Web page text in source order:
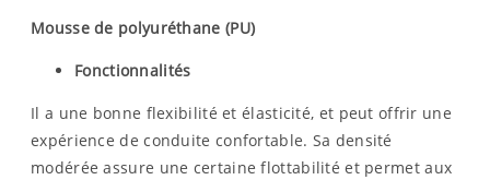
Mousse de polyuréthane (PU)
Fonctionnalités
Il a une bonne flexibilité et élasticité, et peut offrir une
expérience de conduite confortable. Sa densité
modérée assure une certaine flottabilité et permet aux